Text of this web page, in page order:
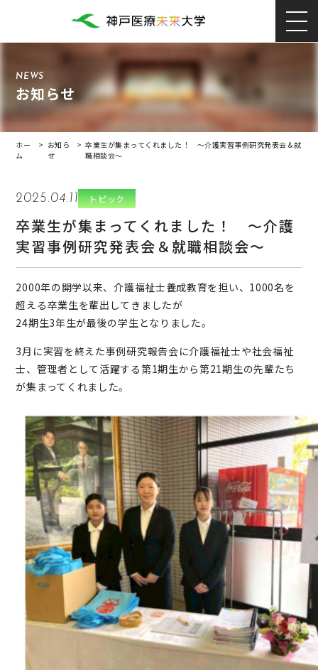
NEWS
お知らせ
ホー
ム
> お知ら
せ
> 卒業生が集まってくれました！ ～介護実習事例研究発表会＆就
職相談会～
2025.04.11 トピック
卒業生が集まってくれました！ ～介護
実習事例研究発表会＆就職相談会～
2000年の開学以来、介護福祉士養成教育を担い、1000名を
超える卒業生を輩出してきましたが
24期生3年生が最後の学生となりました。
3月に実習を終えた事例研究報告会に介護福祉士や社会福祉
士、管理者として活躍する第1期生から第21期生の先輩たち
が集まってくれました。